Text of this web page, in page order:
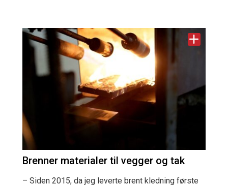
Brenner materialer til vegger og tak
– Siden 2015, da jeg leverte brent kledning første